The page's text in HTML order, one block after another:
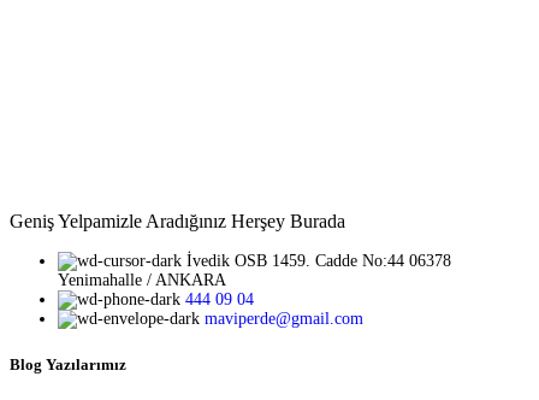
Geniş Yelpamizle Aradığınız Herşey Burada
İvedik OSB 1459. Cadde No:44 06378
Yenimahalle / ANKARA
444 09 04
maviperde@gmail.com
Blog Yazılarımız